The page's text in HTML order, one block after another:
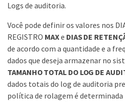
Logs de auditoria.
Você pode definir os valores nos
REGISTRO MAXe DIAS DE
de acordo com a quantidade e a
dados que deseja armazenar no
TAMANHO TOTAL DO LOG DE
dados totais do log de auditoria
política de rolagem é